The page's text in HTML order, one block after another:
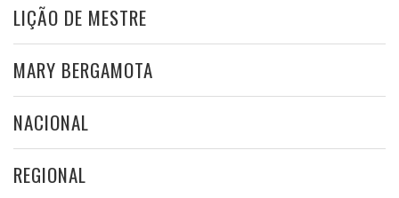
LIÇÃO DE MESTRE
MARY BERGAMOTA
NACIONAL
REGIONAL